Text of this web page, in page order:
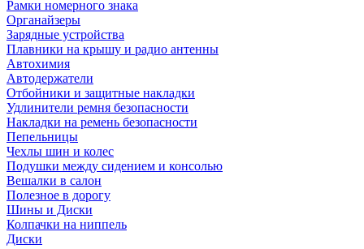
Рамки номерного знака
Органайзеры
Зарядные устройства
Плавники на крышу и радио антенны
Автохимия
Автодержатели
Отбойники и защитные накладки
Удлинители ремня безопасности
Накладки на ремень безопасности
Пепельницы
Чехлы шин и колес
Подушки между сидением и консолью
Вешалки в салон
Полезное в дорогу
Шины и Диски
Колпачки на ниппель
Диски